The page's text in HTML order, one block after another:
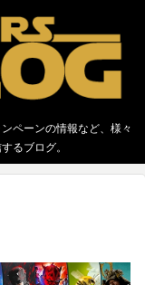
ペーンの情報など、様々
るブログ。